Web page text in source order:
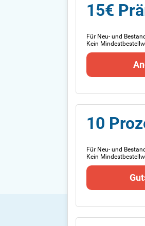
15€
Für Neu- und
Kein
10
Für Neu- und
Kein